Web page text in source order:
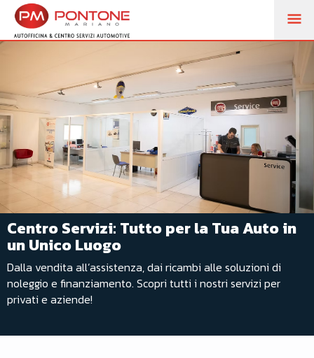
Centro Servizi: Tutto per la Tua Auto in
un Unico Luogo
Dalla vendita all’assistenza, dai ricambi alle soluzioni di
noleggio e finanziamento. Scopri tutti i nostri servizi per
privati e aziende!